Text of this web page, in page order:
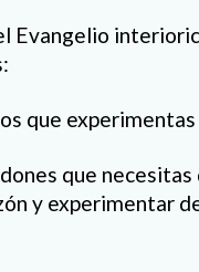
Evangelio
que
que
y experimentar